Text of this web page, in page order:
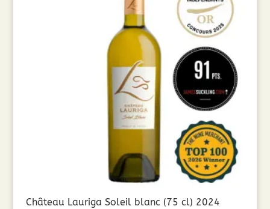
Château Lauriga Soleil blanc (75 cl) 2024